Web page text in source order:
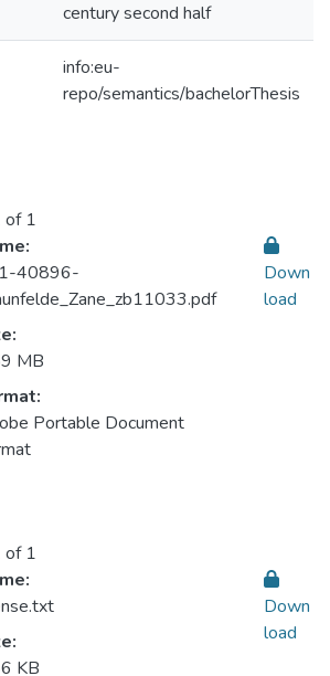
century second half
info:eu-
repo/semantics/bachelorThesis
of 1
40896-
MB
Portable Document
Down
load
of 1
KB
Down
load